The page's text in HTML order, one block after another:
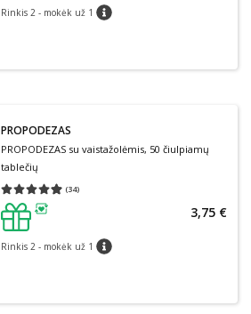
Rinkis 2 - mokėk už 1 patarimas
PROPODEZAS
PROPODEZAS su vaistažolėmis, 50 čiulpiamų
tablečių
(34)
Vidutinis įvertinimas 4.97
patarimas
Rinkis 2 - mokėk už 1 patarimas
3,75 €